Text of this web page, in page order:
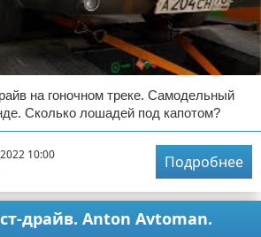
на гоночном треке. Самодельный
Сколько лошадей под капотом?
10:00
Подробнее
драйв. Anton Avtoman.